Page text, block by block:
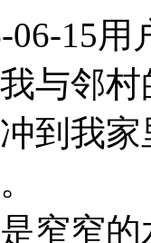
06-15用
邻村
到我
窄的